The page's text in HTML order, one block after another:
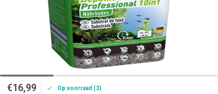
€16,99 Op voorraad (3)